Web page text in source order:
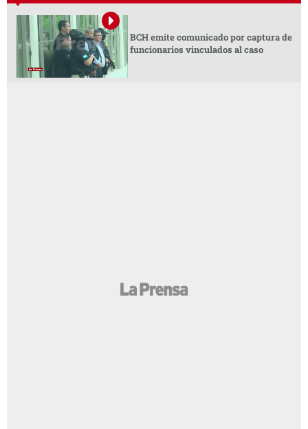
BCH emite comunicado por captura de
funcionarios vinculados al caso